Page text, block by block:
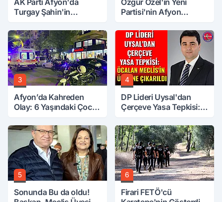
AK Parti Afyon'da
Turgay Şahin'in
Özgür Özel'in Yeni
Partisi'nin Afyon
3
Afyon’da Kahreden
Olay: 6 Yaşındaki Çocuk
4
DP Lideri Uysal'dan
Çerçeve Yasa Tepkisi:
Üzerine Çıkarıldı
5
Sonunda Bu da oldu!
6
Firari FETÖ'cü